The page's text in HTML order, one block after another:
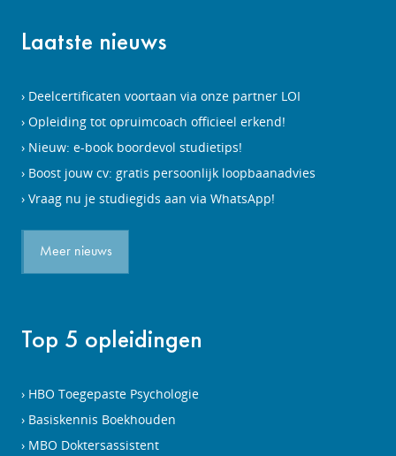
Laatste nieuws
Deelcertificaten voortaan via onze partner LOI
Opleiding tot opruimcoach officieel erkend!
Nieuw: e-book boordevol studietips!
Boost jouw cv: gratis persoonlijk loopbaanadvies
Vraag nu je studiegids aan via WhatsApp!
Meer nieuws
Top 5 opleidingen
HBO Toegepaste Psychologie
Basiskennis Boekhouden
MBO Doktersassistent